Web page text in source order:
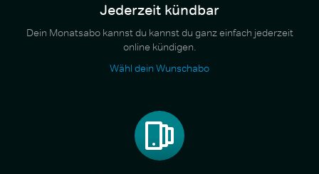
Jederzeit kündbar
Dein Monatsabo kannst du kannst du ganz einfach jederzeit
online kündigen.
Wähl dein Wunschabo